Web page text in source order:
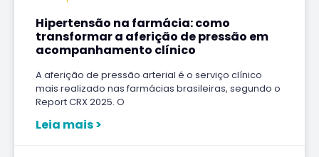
Hipertensão na farmácia: como
transformar a aferição de pressão em
acompanhamento clínico
A aferição de pressão arterial é o serviço clínico
mais realizado nas farmácias brasileiras, segundo o
Report CRX 2025. O
Leia mais >